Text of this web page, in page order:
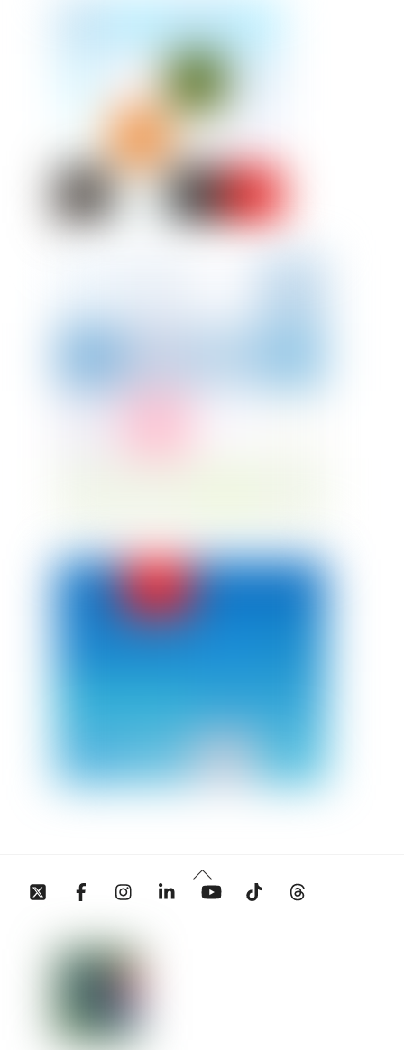
Back
To
Twitter Facebook InstagramLinkedin YouTube Tiktok